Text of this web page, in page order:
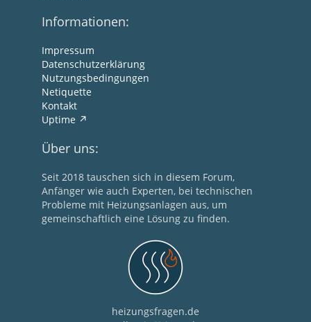
Informationen:
Impressum
Datenschutzerklärung
Nutzungsbedingungen
Netiquette
Kontakt
Uptime
Über uns:
Seit 2018 tauschen sich in diesem Forum,
Anfänger wie auch Experten, bei technischen
Probleme mit Heizungsanlagen aus, um
gemeinschaftlich eine Lösung zu finden.
heizungsfragen.de